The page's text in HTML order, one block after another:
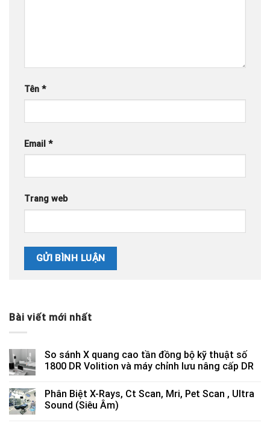
Tên *
Email *
Trang web
Bài viết mới nhất
So sánh X quang cao tần đồng bộ kỹ thuật số
1800 DR Volition và máy chỉnh lưu nâng cấp DR
Phân Biệt X-Rays, Ct Scan, Mri, Pet Scan , Ultra
Sound (Siêu Âm)